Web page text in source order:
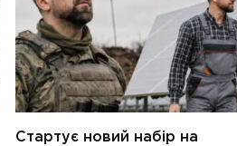
Стартує новий набір на